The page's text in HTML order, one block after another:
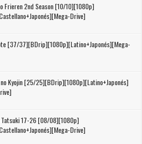
Frieren 2nd Season [10/10][1080p]
Drive]
[37/37][BDrip][1080p][Latino+Japonés][Mega-
Kyojin [25/25][BDrip][1080p][Latino+Japonés]
Tatsuki 17-26 [08/08][1080p]
Drive]